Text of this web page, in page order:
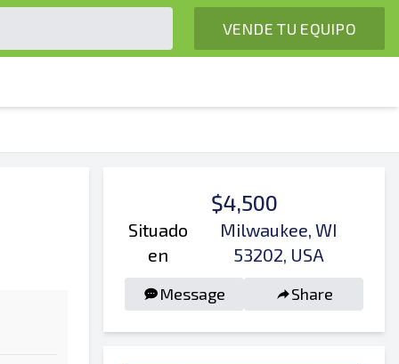
VENDE TU EQUIPO
$4,500
Situado
en
Milwaukee, WI
53202, USA
Message Share